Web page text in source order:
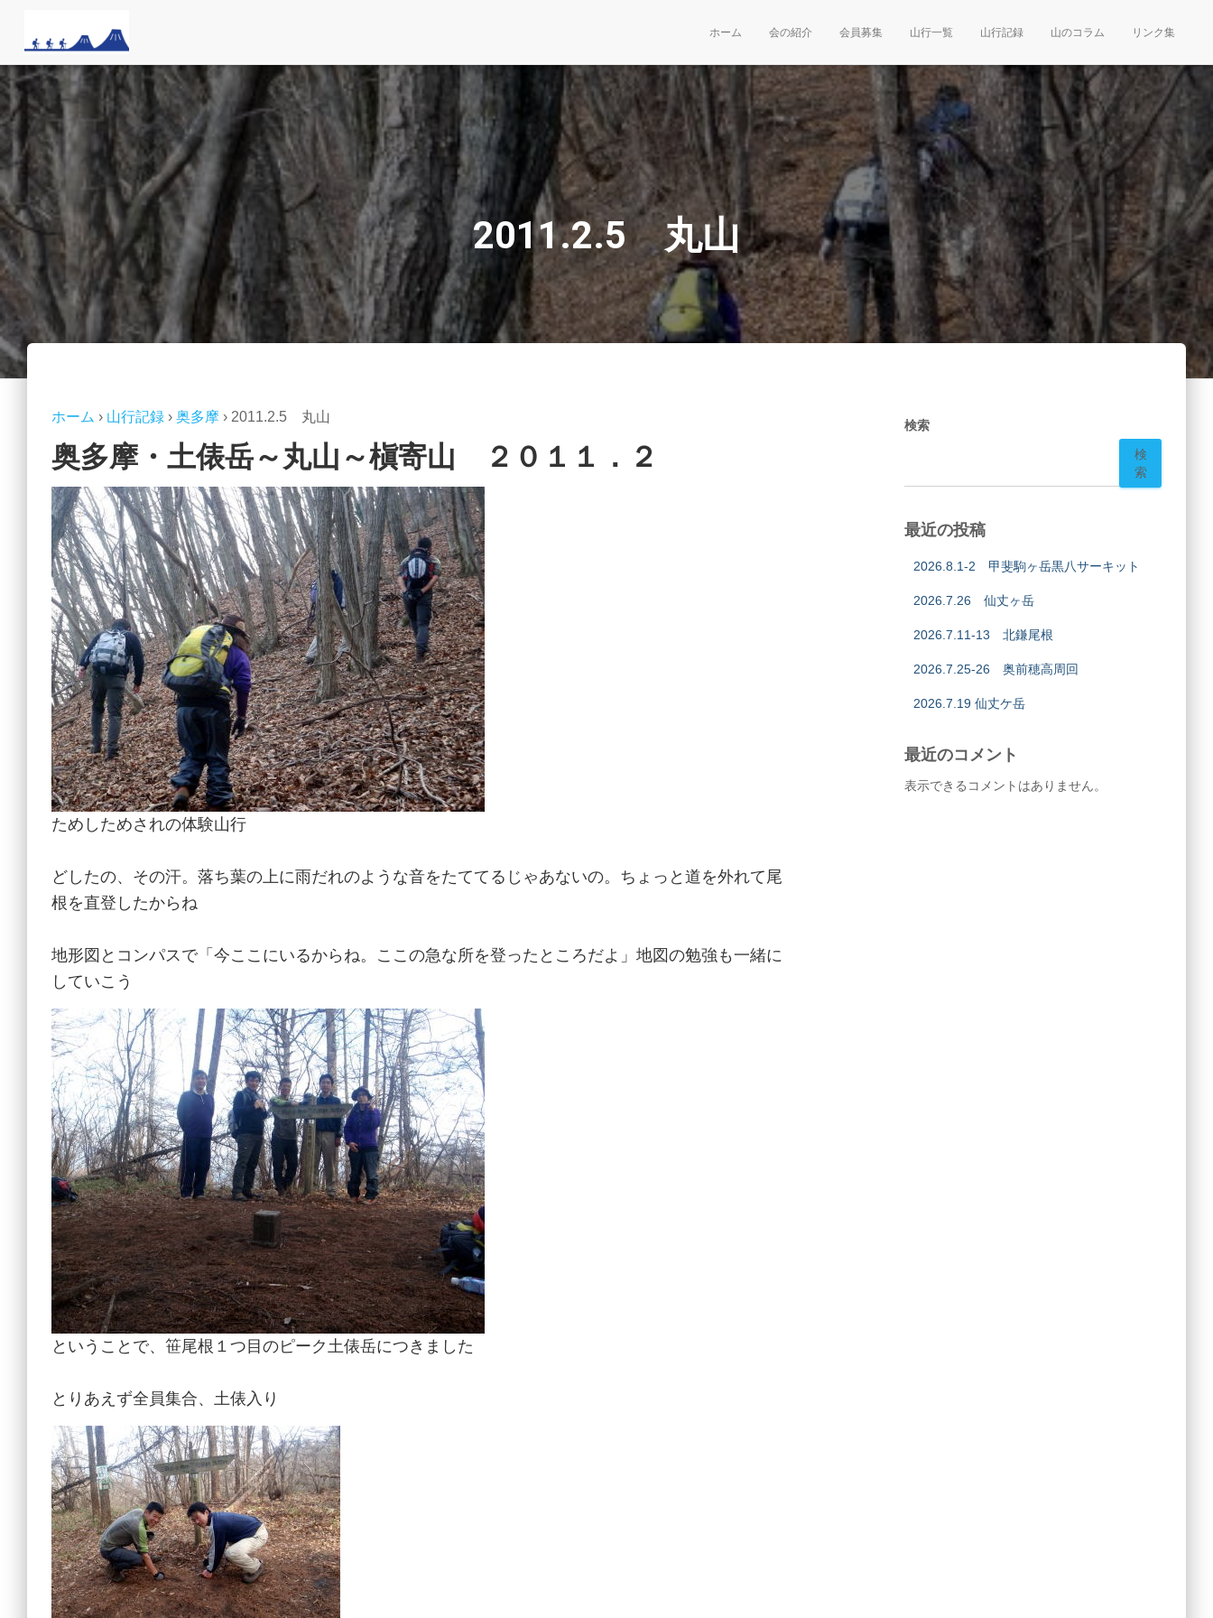
ホーム 会の紹介 会員募集 山行一覧 山行記録 山のコラム リンク集
2011.2.5 丸山
ホーム › 山行記録 › 奥多摩 › 2011.2.5 丸山
奥多摩・土俵岳～丸山～槇寄山 ２０１１．２
ためしためされの体験山行
どしたの、その汗。落ち葉の上に雨だれのような音をたててるじゃあないの。ちょっと道を外れて尾
根を直登したからね
地形図とコンパスで「今ここにいるからね。ここの急な所を登ったところだよ」地図の勉強も一緒に
していこう
ということで、笹尾根１つ目のピーク土俵岳につきました
とりあえず全員集合、土俵入り
検索
検
索
最近の投稿
2026.8.1-2 甲斐駒ヶ岳黒八サーキット
2026.7.26 仙丈ヶ岳
2026.7.11-13 北鎌尾根
2026.7.25-26 奥前穂高周回
2026.7.19 仙丈ケ岳
最近のコメント
表示できるコメントはありません。